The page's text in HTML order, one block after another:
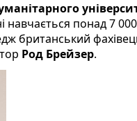
навчається понад 7 000
британський
Род Брейзер.